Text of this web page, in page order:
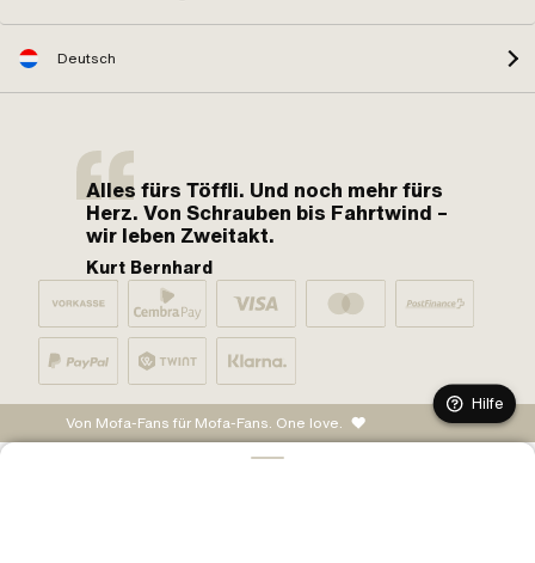
Deutsch
Alles fürs Töffli. Und noch mehr fürs
Herz. Von Schrauben bis Fahrtwind –
wir leben Zweitakt.
Kurt Bernhard
Von Mofa-Fans für Mofa-Fans. One love.
Hilfe